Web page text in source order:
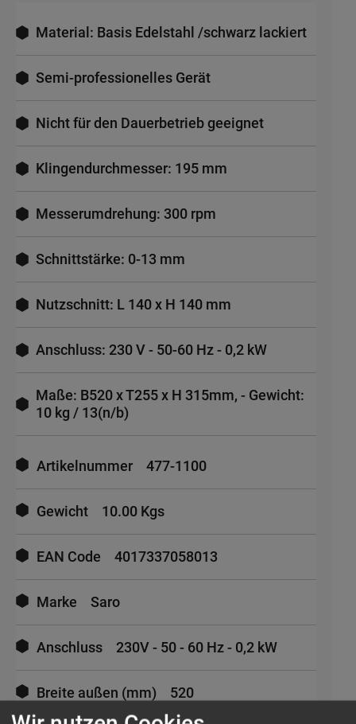
Material: Basis Edelstahl /schwarz lackiert
Semi-professionelles Gerät
Nicht für den Dauerbetrieb geeignet
Klingendurchmesser: 195 mm
Messerumdrehung: 300 rpm
Schnittstärke: 0-13 mm
Nutzschnitt: L 140 x H 140 mm
Anschluss: 230 V - 50-60 Hz - 0,2 kW
Maße: B520 x T255 x H 315mm, - Gewicht:
10 kg / 13(n/b)
Informationen
Artikelnummer 477-1100
Gewicht 10.00 Kgs
EAN Code 4017337058013
Marke Saro
Anschluss 230V - 50 - 60 Hz - 0,2 kW
Breite außen (mm) 520